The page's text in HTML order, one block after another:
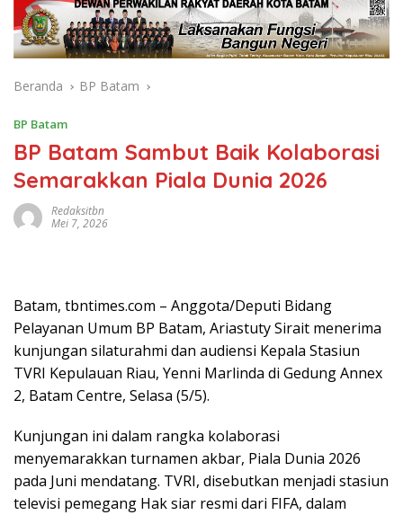
Beranda BP Batam
BP Batam
BP Batam Sambut Baik Kolaborasi
Semarakkan Piala Dunia 2026
Redaksitbn
Mei 7, 2026
Batam, tbntimes.com – Anggota/Deputi Bidang
Pelayanan Umum BP Batam, Ariastuty Sirait menerima
kunjungan silaturahmi dan audiensi Kepala Stasiun
TVRI Kepulauan Riau, Yenni Marlinda di Gedung Annex
2, Batam Centre, Selasa (5/5).
Kunjungan ini dalam rangka kolaborasi
menyemarakkan turnamen akbar, Piala Dunia 2026
pada Juni mendatang. TVRI, disebutkan menjadi stasiun
televisi pemegang Hak siar resmi dari FIFA, dalam